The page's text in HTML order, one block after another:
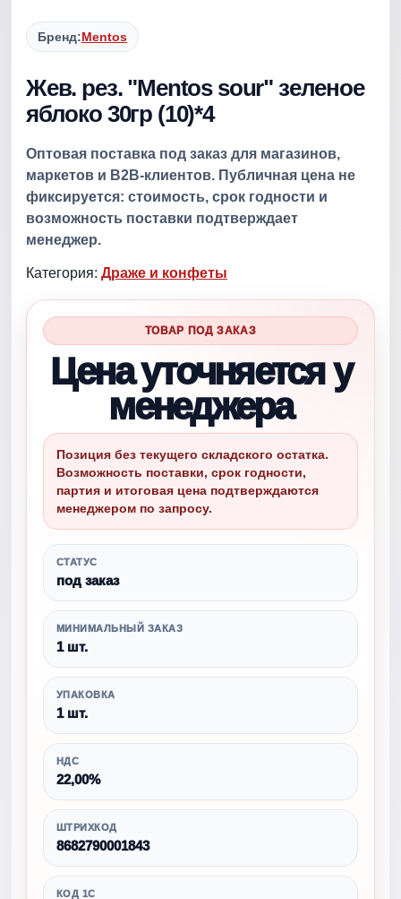
Бренд:Mentos
Жев. рез. "Mentos sour" зеленое
яблоко 30гр (10)*4
Оптовая поставка под заказ для магазинов,
маркетов и B2B-клиентов. Публичная цена не
фиксируется: стоимость, срок годности и
возможность поставки подтверждает
менеджер.
Категория: Драже и конфеты
ТОВАР ПОД ЗАКАЗ
Цена уточняется у
менеджера
Позиция без текущего складского остатка.
Возможность поставки, срок годности,
партия и итоговая цена подтверждаются
менеджером по запросу.
СТАТУС
под заказ
МИНИМАЛЬНЫЙ ЗАКАЗ
1 шт.
УПАКОВКА
1 шт.
НДС
22,00%
ШТРИХКОД
8682790001843
КОД 1С